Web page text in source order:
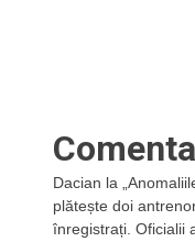
Dacian la
plătește doi
înregistrați. Oficialii